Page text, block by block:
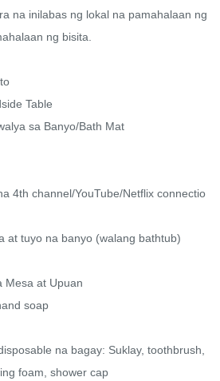
na inilabas ng lokal na pamahalaan ng
ng bisita.
Table
sa Banyo/Bath Mat
4th channel/YouTube/Netflix connectio
at tuyo na banyo (walang bathtub)
Mesa at Upuan
soap
na bagay: Suklay, toothbrush,
foam, shower cap